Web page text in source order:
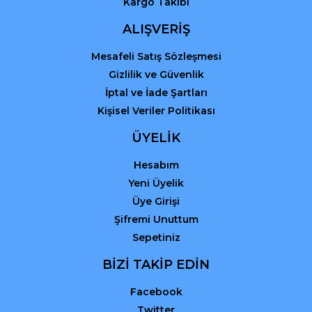
ALIŞVERİŞ
Mesafeli Satış Sözleşmesi
Gizlilik ve Güvenlik
İptal ve İade Şartları
Kişisel Veriler Politikası
ÜYELİK
Hesabım
Yeni Üyelik
Üye Girişi
Şifremi Unuttum
Sepetiniz
BİZİ TAKİP EDİN
Facebook